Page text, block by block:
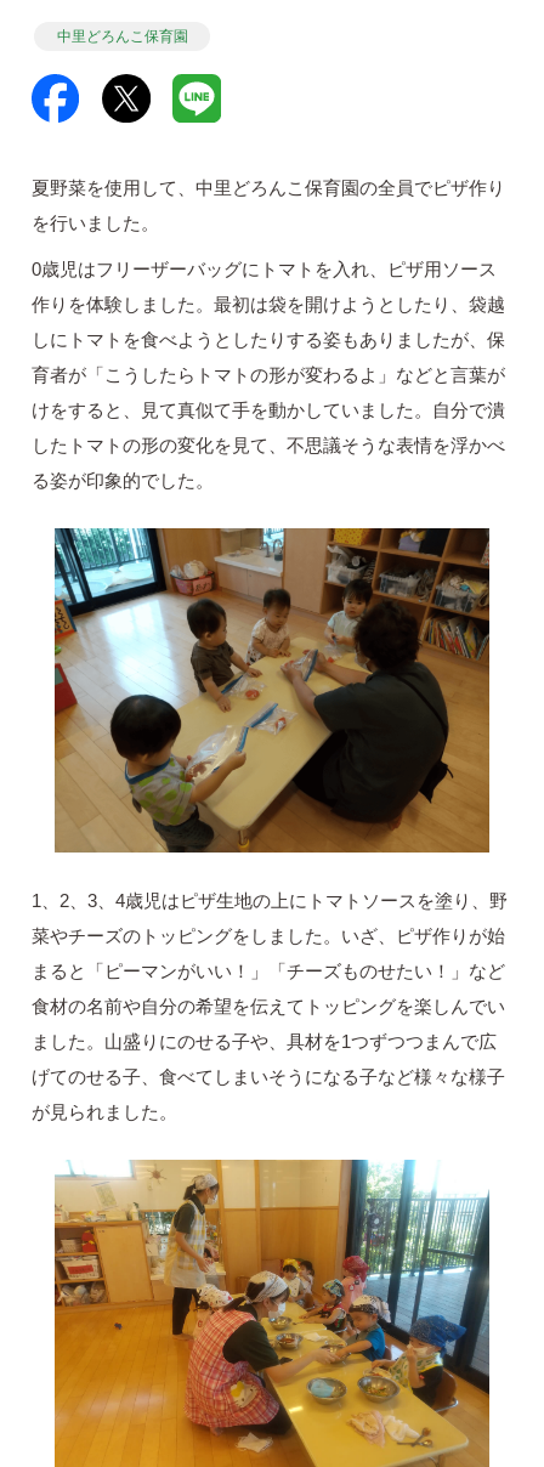
中里どろんこ保育園
夏野菜を使用して、中里どろんこ保育園の全員でピザ作り
を行いました。
0歳児はフリーザーバッグにトマトを入れ、ピザ用ソース
作りを体験しました。最初は袋を開けようとしたり、袋越
しにトマトを食べようとしたりする姿もありましたが、保
育者が「こうしたらトマトの形が変わるよ」などと言葉が
けをすると、見て真似て手を動かしていました。自分で潰
したトマトの形の変化を見て、不思議そうな表情を浮かべ
る姿が印象的でした。
1、2、3、4歳児はピザ生地の上にトマトソースを塗り、野
菜やチーズのトッピングをしました。いざ、ピザ作りが始
まると「ピーマンがいい！」「チーズものせたい！」など
食材の名前や自分の希望を伝えてトッピングを楽しんでい
ました。山盛りにのせる子や、具材を1つずつつまんで広
げてのせる子、食べてしまいそうになる子など様々な様子
が見られました。